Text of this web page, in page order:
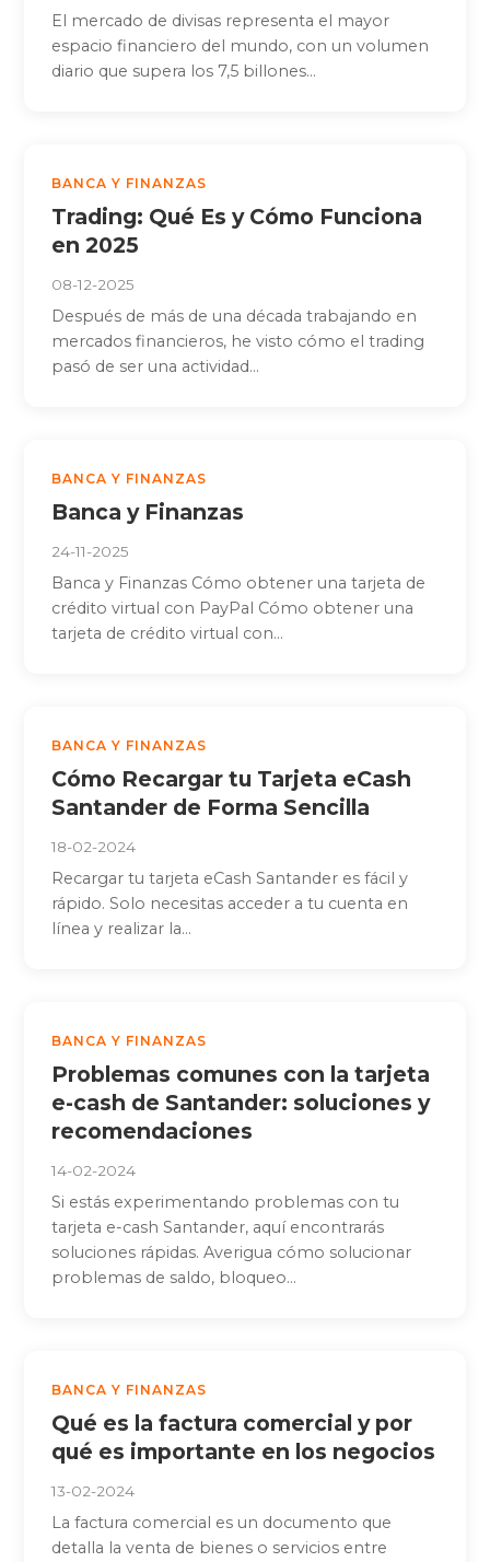
El mercado de divisas representa el mayor
espacio financiero del mundo, con un volumen
diario que supera los 7,5 billones...
BANCA Y FINANZAS
Trading: Qué Es y Cómo Funciona
en 2025
08-12-2025
Después de más de una década trabajando en
mercados financieros, he visto cómo el trading
pasó de ser una actividad...
BANCA Y FINANZAS
Banca y Finanzas
24-11-2025
Banca y Finanzas Cómo obtener una tarjeta de
crédito virtual con PayPal Cómo obtener una
tarjeta de crédito virtual con...
BANCA Y FINANZAS
Cómo Recargar tu Tarjeta eCash
Santander de Forma Sencilla
18-02-2024
Recargar tu tarjeta eCash Santander es fácil y
rápido. Solo necesitas acceder a tu cuenta en
línea y realizar la...
BANCA Y FINANZAS
Problemas comunes con la tarjeta
e-cash de Santander: soluciones y
recomendaciones
14-02-2024
Si estás experimentando problemas con tu
tarjeta e-cash Santander, aquí encontrarás
soluciones rápidas. Averigua cómo solucionar
problemas de saldo, bloqueo...
BANCA Y FINANZAS
Qué es la factura comercial y por
qué es importante en los negocios
13-02-2024
La factura comercial es un documento que
detalla la venta de bienes o servicios entre